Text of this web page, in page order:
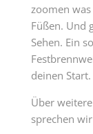
zoomen
Füßen. Und
Sehen. Ein
deinen Start.
Über
sprechen